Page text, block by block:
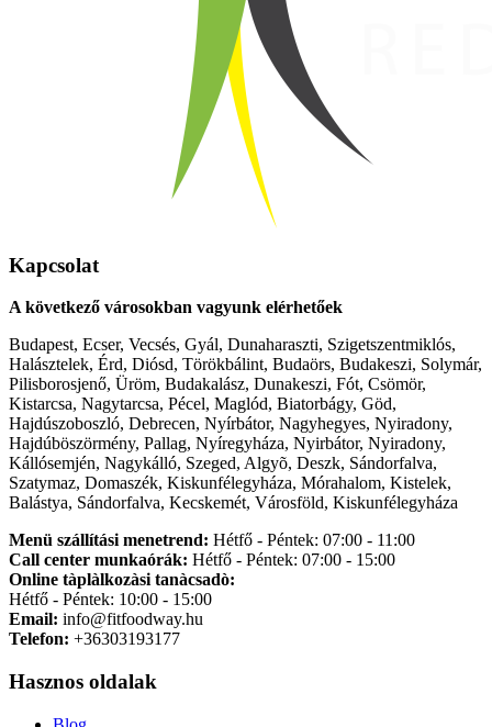
Kapcsolat
A következő városokban vagyunk elérhetőek
Budapest, Ecser, Vecsés, Gyál, Dunaharaszti, Szigetszentmiklós,
Halásztelek, Érd, Diósd, Törökbálint, Budaörs, Budakeszi, Solymár,
Pilisborosjenő, Üröm, Budakalász, Dunakeszi, Fót, Csömör,
Kistarcsa, Nagytarcsa, Pécel, Maglód, Biatorbágy, Göd,
Hajdúszoboszló, Debrecen, Nyírbátor, Nagyhegyes, Nyiradony,
Hajdúböszörmény, Pallag, Nyíregyháza, Nyirbátor, Nyiradony,
Kállósemjén, Nagykálló, Szeged, Algyõ, Deszk, Sándorfalva,
Szatymaz, Domaszék, Kiskunfélegyháza, Mórahalom, Kistelek,
Balástya, Sándorfalva, Kecskemét, Városföld, Kiskunfélegyháza
Menü szállítási menetrend: Hétfő - Péntek: 07:00 - 11:00
Call center munkaórák: Hétfő - Péntek: 07:00 - 15:00
Online tàplàlkozàsi tanàcsadò:
Hétfő - Péntek: 10:00 - 15:00
Email: info@fitfoodway.hu
Telefon: +36303193177
Hasznos oldalak